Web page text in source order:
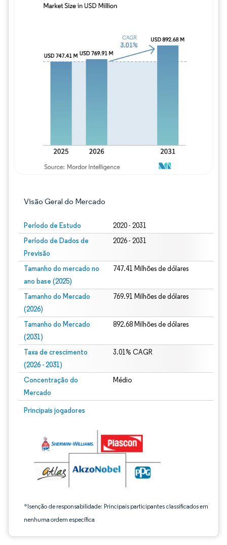
Visão Geral do Mercado
Período de Estudo 2020 - 2031
Período de Dados de
Previsão
2026 - 2031
Tamanho do mercado no
ano base (2025)
747.41 Milhões de dólares
Tamanho do Mercado
(2026)
769.91 Milhões de dólares
Tamanho do Mercado
(2031)
892.68 Milhões de dólares
Taxa de crescimento
(2026 - 2031)
3.01% CAGR
Concentração do
Mercado
Médio
Principais jogadores
*Isenção de responsabilidade: Principais participantes classificados em
nenhuma ordem específica
Imagem © Mordor Intelligence. O reuso requer atribuição conforme CC BY 4.0.